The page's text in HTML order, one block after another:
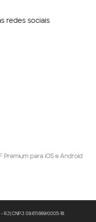
redes sociais
Premium para iOS e Android
RJ | CNPJ: 09.611.669/0005-18